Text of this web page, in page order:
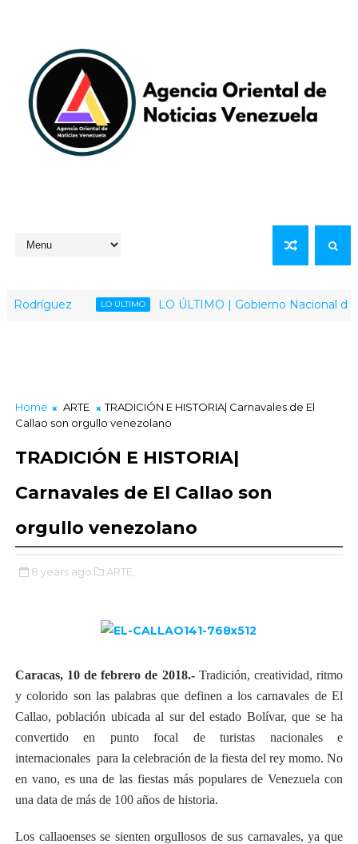
LO ÚLTIMO LO ÚLTIMO | Gobierno Nacional
Home ARTE
TRADICIÓN E HISTORIA| Carnavales de El
Callao son orgullo venezolano
TRADICIÓN E HISTORIA|
Carnavales de El Callao son
orgullo venezolano
8 years ago ARTE,
Caracas, 10 de febrero de 2018.-Tradición, creatividad, ritmo
y colorido son las palabras que definen a los carnavales de El
Callao, población ubicada al sur del estado Bolívar, que se ha
convertido en punto focal de turistas nacionales e
internacionales para la celebración de la fiesta del rey momo. No
en vano, es una de las fiestas más populares de Venezuela con
una data de más de 100 años de historia.
Los callaoenses se sienten orgullosos de sus carnavales, ya que